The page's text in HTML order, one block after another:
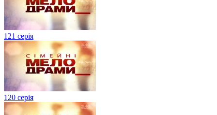
121 серія
120 серія